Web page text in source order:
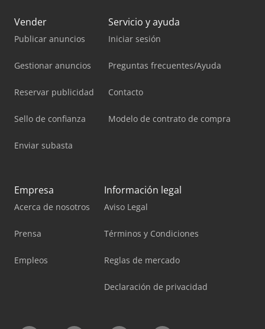
Vender
Publicar anuncios
Gestionar anuncios
Reservar publicidad
Sello de confianza
Enviar subasta
Servicio y ayuda
Iniciar sesión
Preguntas frecuentes/Ayuda
Contacto
Modelo de contrato de compra
Empresa
Acerca de nosotros
Prensa
Empleos
Información legal
Aviso Legal
Términos y Condiciones
Reglas de mercado
Declaración de privacidad